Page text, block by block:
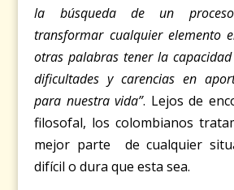
la búsqueda de un
transformar cualquier elemento
otras palabras tener la
dificultades y carencias en
para nuestra vida”. Lejos de
filosofal, los colombianos
mejor parte de cualquier
difícil o dura que esta sea.